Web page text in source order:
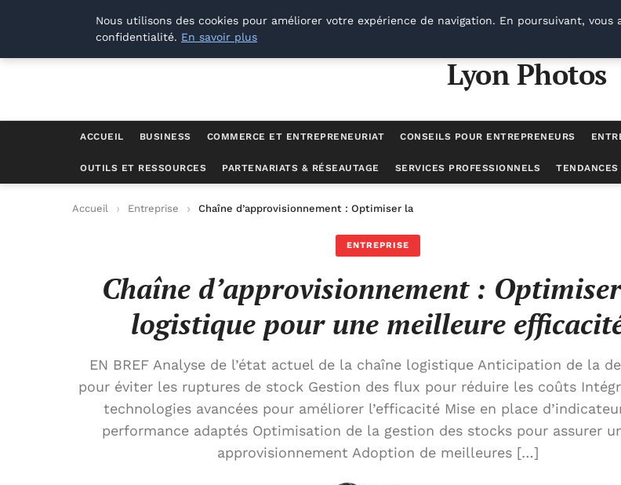
Lyon Photos
Lyon Photos
ACCUEIL BUSINESS COMMERCE ET ENTREPRENEURIAT CONSEILS POUR ENTREPRENEURS
OUTILS ET RESSOURCES PARTENARIATS & RÉSEAUTAGE SERVICES PROFESSIONNELS
Accueil Entreprise Chaîne d’approvisionnement : Optimiser la logistique pour une meilleure efficacité
ENTREPRISE
Chaîne d’approvisionnement :
logistique pour une meilleure
EN BREF Analyse de l’état actuel de la chaîne logistique Anticipation de la
pour éviter les ruptures de stock Gestion des flux pour réduire les coûts
technologies avancées pour améliorer l’efficacité Mise en place
performance adaptés Optimisation de la gestion des stocks pour assurer
approvisionnement Adoption de meilleures […]
Nous utilisons des cookies pour améliorer votre expérience de navigation. En poursuivant,
confidentialité. En savoir plus